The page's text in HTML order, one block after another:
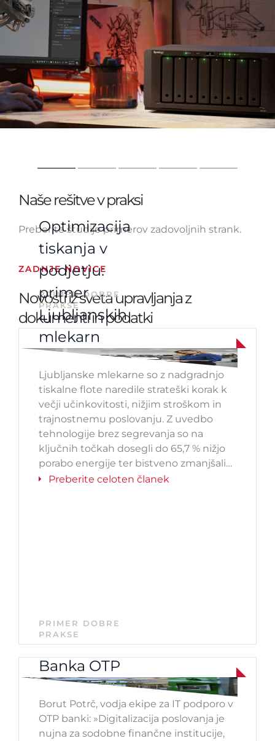
Naše rešitve v praksi
Preberite študije primerov zadovoljnih strank.
ZADNJE NOVICE
Novosti iz sveta upravljanja z
dokumenti in podatki
PRIMER DOBRE
PRAKSE
Optimizacija
tiskanja v
podjetju:
primer
Ljubljanskih
mlekarn
Ljubljanske mlekarne so z nadgradnjo
tiskalne flote naredile strateški korak k
večji učinkovitosti, nižjim stroškom in
trajnostnemu poslovanju. Z uvedbo
tehnologije brez segrevanja so na
ključnih točkah dosegli do 65,7 % nižjo
porabo energije ter bistveno zmanjšali
potrebo po vzdrževanju. Projekt
Preberite celoten članek
PRIMER DOBRE
PRAKSE
Banka OTP
Borut Potrč, vodja ekipe za IT podporo v
OTP banki: »Digitalizacija poslovanja je
nujna za sodobne finančne institucije,